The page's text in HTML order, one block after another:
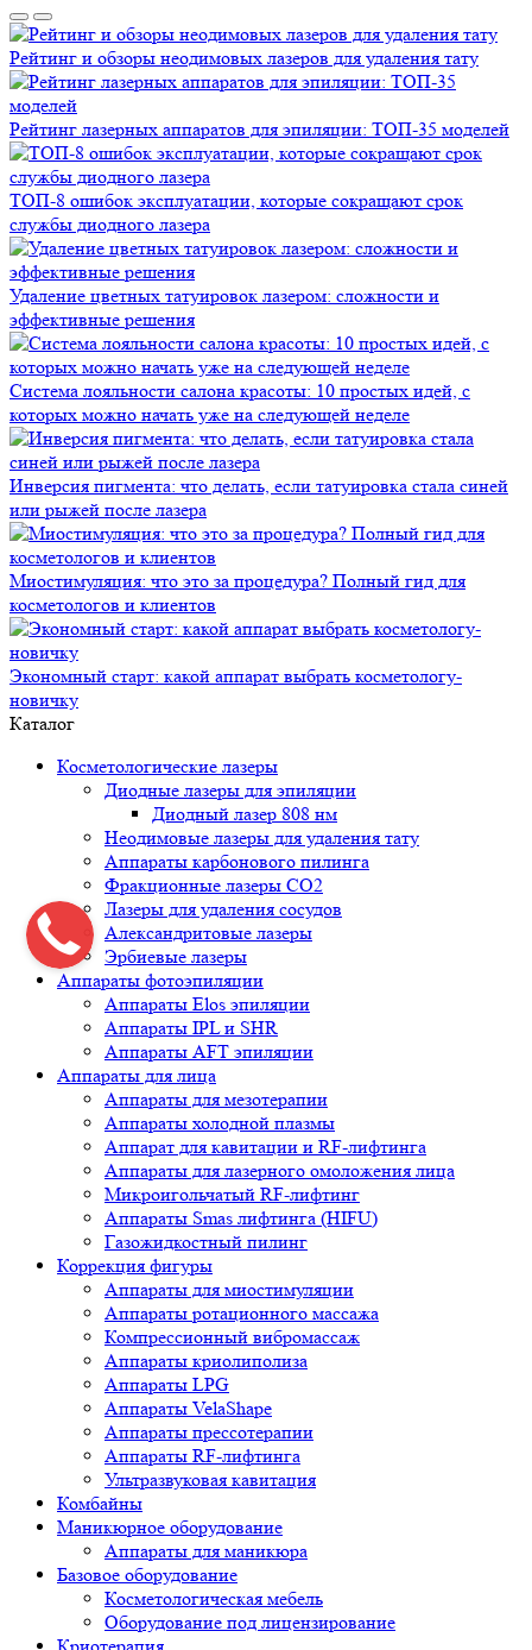
Рейтинг и обзоры неодимовых лазеров для удаления тату
Рейтинг лазерных аппаратов для эпиляции: ТОП-35 моделей
ТОП-8 ошибок эксплуатации, которые сокращают срок
службы диодного лазера
Удаление цветных татуировок лазером: сложности и
эффективные решения
Система лояльности салона красоты: 10 простых идей, с
которых можно начать уже на следующей неделе
Инверсия пигмента: что делать, если татуировка стала синей
или рыжей после лазера
Миостимуляция: что это за процедура? Полный гид для
косметологов и клиентов
Экономный старт: какой аппарат выбрать косметологу-
новичку
Каталог
Косметологические лазеры
Диодные лазеры для эпиляции
Диодный лазер 808 нм
Неодимовые лазеры для удаления тату
Аппараты карбонового пилинга
Фракционные лазеры CO2
Лазеры для удаления сосудов
Александритовые лазеры
Эрбиевые лазеры
Аппараты фотоэпиляции
Аппараты Elos эпиляции
Аппараты IPL и SHR
Аппараты AFT эпиляции
Аппараты для лица
Аппараты для мезотерапии
Аппараты холодной плазмы
Аппарат для кавитации и RF-лифтинга
Аппараты для лазерного омоложения лица
Микроигольчатый RF-лифтинг
Аппараты Smas лифтинга (HIFU)
Газожидкостный пилинг
Коррекция фигуры
Аппараты для миостимуляции
Аппараты ротационного массажа
Компрессионный вибромассаж
Аппараты криолиполиза
Аппараты LPG
Аппараты VelaShape
Аппараты прессотерапии
Аппараты RF-лифтинга
Ультразвуковая кавитация
Комбайны
Маникюрное оборудование
Аппараты для маникюра
Базовое оборудование
Косметологическая мебель
Оборудование под лицензирование